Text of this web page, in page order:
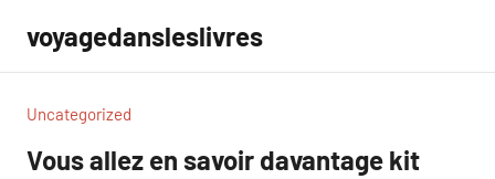
contenu
voyagedansleslivres
Uncategorized
Vous allez en savoir davantage kit